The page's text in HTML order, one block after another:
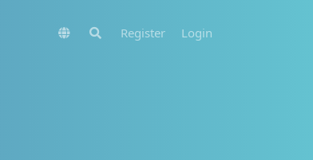
Register Login